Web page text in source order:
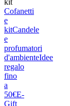
kit
Cofanetti
e
kitCandele
e
profumatori
d'ambienteIdee
regalo
fino
a
50€E-
Gift